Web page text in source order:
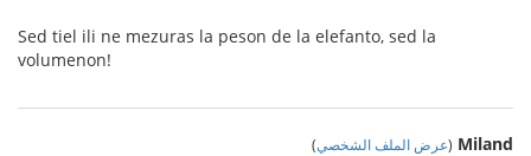
Sed tiel ili ne mezuras la peson de la elefanto, sed la
volumenon!
Miland
(عرض الملف الشخصي)